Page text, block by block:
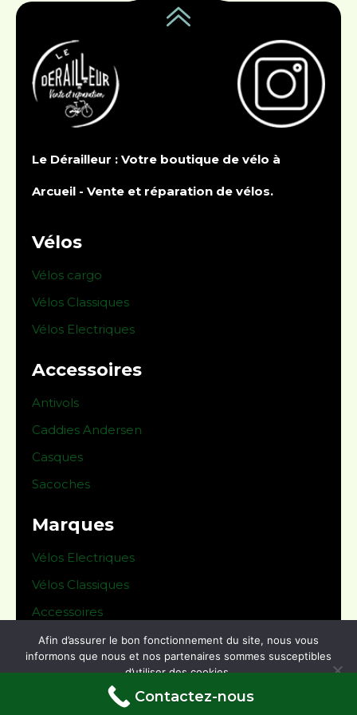
Le Dérailleur : Votre boutique de vélo à
Arcueil - Vente et réparation de vélos.
Vélos
Vélos cargo
Vélos Classiques
Vélos Electriques
Accessoires
Antivols
Caddies Andersen
Casques
Sacoches
Marques
Vélos Electriques
Vélos Classiques
Accessoires
© 2024 Le Derailleur -Mentions légales
Contactez-nous
Afin d’assurer le bon fonctionnement du site, nous vous
informons que nous et nos partenaires sommes susceptibles
d’utiliser des cookies.
Ok